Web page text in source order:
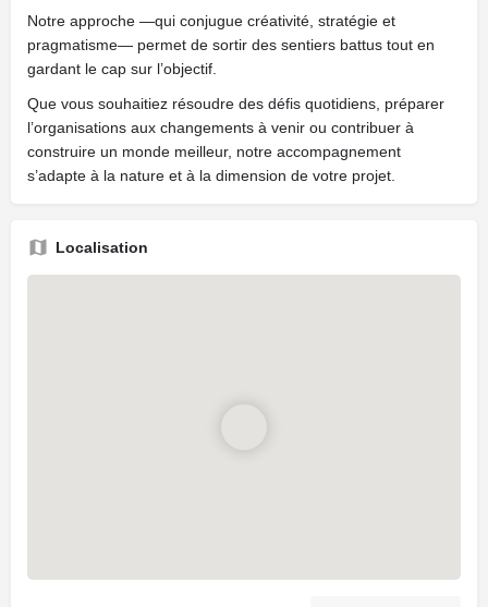
Notre approche —qui conjugue créativité, stratégie et
pragmatisme— permet de sortir des sentiers battus tout en
gardant le cap sur l’objectif.
Que vous souhaitiez résoudre des défis quotidiens, préparer
l’organisations aux changements à venir ou contribuer à
construire un monde meilleur, notre accompagnement
s’adapte à la nature et à la dimension de votre projet.
Localisation